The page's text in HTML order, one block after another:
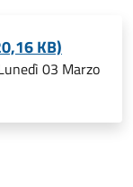
KB)
03 Marzo